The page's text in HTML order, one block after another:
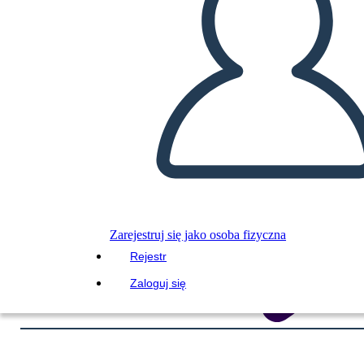
Zarejestruj się jako osoba fizyczna
Rejestr
Zaloguj się